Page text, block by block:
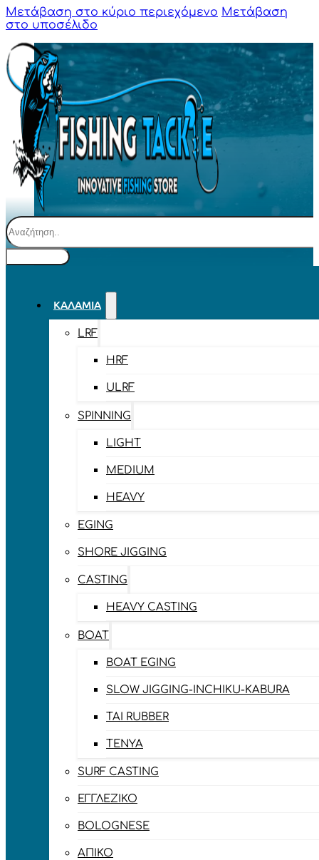
Μετάβαση στο κύριο περιεχόμενο Μετάβαση
στο υποσέλιδο
Αναζήτηση
ΚΑΛΆΜΙΑ
LRF
HRF
ULRF
SPINNING
LIGHT
MEDIUM
HEAVY
EGING
SHORE JIGGING
CASTING
HEAVY CASTING
BOAT
BOAT EGING
SLOW JIGGING-INCHIKU-KABURA
TAI RUBBER
TENYA
SURF CASTING
ΕΓΓΛΈΖΙΚΟ
BOLOGNESE
ΑΠΊΚΟ